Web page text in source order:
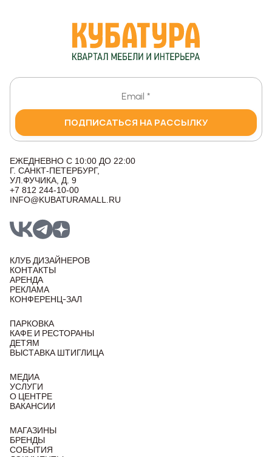
ПОДПИСАТЬСЯ НА РАССЫЛКУ
ЕЖЕДНЕВНО С 10:00 ДО 22:00
Г. САНКТ-ПЕТЕРБУРГ,
УЛ.ФУЧИКА, Д. 9
+7 812 244-10-00
INFO@KUBATURAMALL.RU
КЛУБ ДИЗАЙНЕРОВ
КОНТАКТЫ
АРЕНДА
РЕКЛАМА
КОНФЕРЕНЦ-ЗАЛ
ПАРКОВКА
КАФЕ И РЕСТОРАНЫ
ДЕТЯМ
ВЫСТАВКА ШТИГЛИЦА
МЕДИА
УСЛУГИ
О ЦЕНТРЕ
ВАКАНСИИ
МАГАЗИНЫ
БРЕНДЫ
СОБЫТИЯ